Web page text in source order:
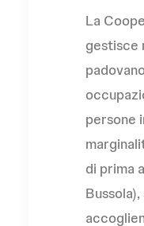
La
gestisce
persone
di prima